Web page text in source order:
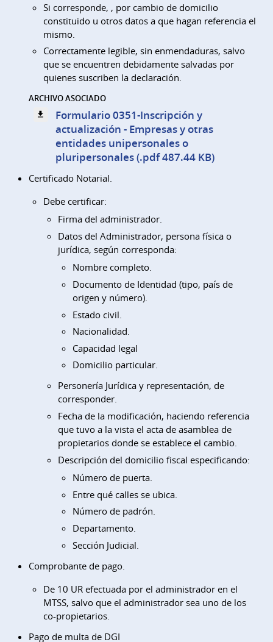
Si corresponde, , por cambio de domicilio
constituido u otros datos a que hagan referencia el
mismo.
Correctamente legible, sin enmendaduras, salvo
que se encuentren debidamente salvadas por
quienes suscriben la declaración.
ARCHIVO ASOCIADO
Formulario 0351-Inscripción y
actualización - Empresas y otras
entidades unipersonales o
pluripersonales (.pdf 487.44 KB)
Certificado Notarial.
Debe certificar:
Firma del administrador.
Datos del Administrador, persona física o
jurídica, según corresponda:
Nombre completo.
Documento de Identidad (tipo, país de
origen y número).
Estado civil.
Nacionalidad.
Capacidad legal
Domicilio particular.
Personería Jurídica y representación, de
corresponder.
Fecha de la modificación, haciendo referencia
que tuvo a la vista el acta de asamblea de
propietarios donde se establece el cambio.
Descripción del domicilio fiscal especificando:
Número de puerta.
Entre qué calles se ubica.
Número de padrón.
Departamento.
Sección Judicial.
Comprobante de pago.
De 10 UR efectuada por el administrador en el
MTSS, salvo que el administrador sea uno de los
co-propietarios.
Pago de multa de DGI